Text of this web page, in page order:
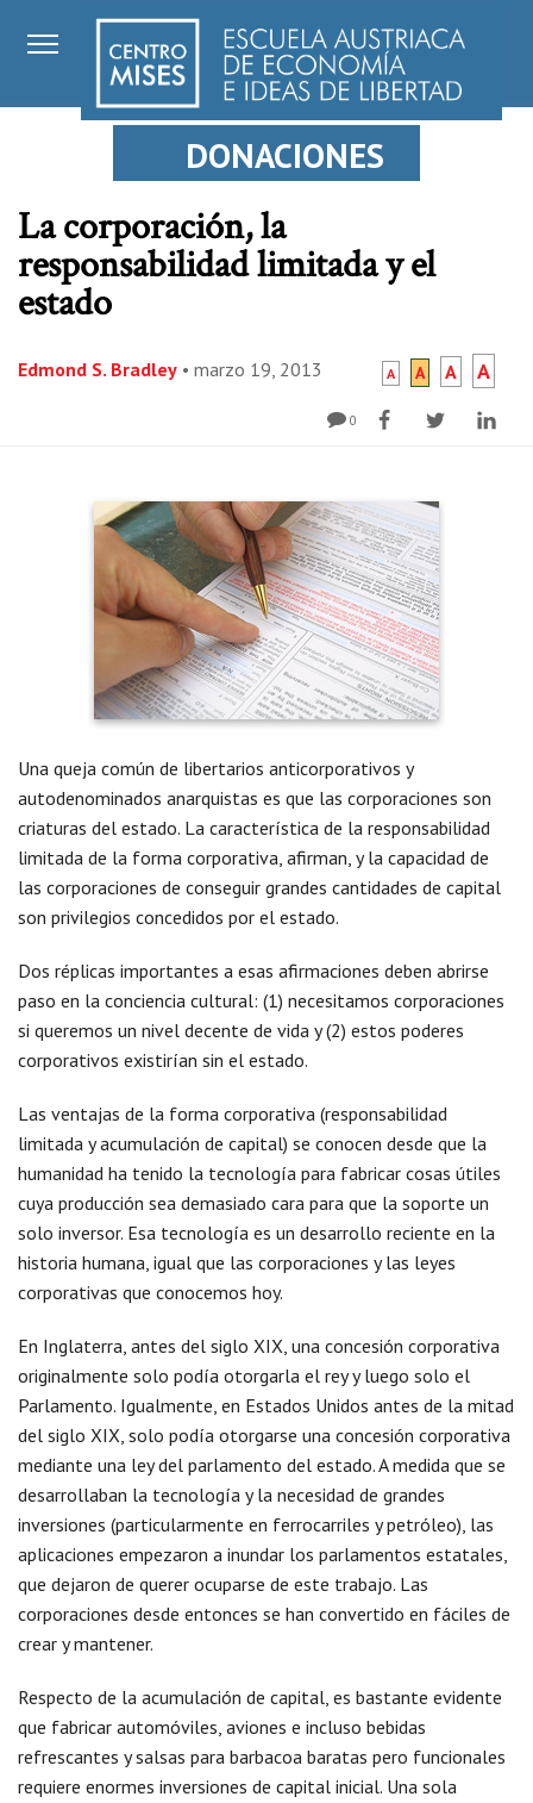
DONACIONES
La corporación, la
responsabilidad limitada y el
estado
Edmond S. Bradley • marzo 19, 2013 A A A A
0
Una queja común de libertarios anticorporativos y
autodenominados anarquistas es que las corporaciones son
criaturas del estado. La característica de la responsabilidad
limitada de la forma corporativa, afirman, y la capacidad de
las corporaciones de conseguir grandes cantidades de capital
son privilegios concedidos por el estado.
Dos réplicas importantes a esas afirmaciones deben abrirse
paso en la conciencia cultural: (1) necesitamos corporaciones
si queremos un nivel decente de vida y (2) estos poderes
corporativos existirían sin el estado.
Las ventajas de la forma corporativa (responsabilidad
limitada y acumulación de capital) se conocen desde que la
humanidad ha tenido la tecnología para fabricar cosas útiles
cuya producción sea demasiado cara para que la soporte un
solo inversor. Esa tecnología es un desarrollo reciente en la
historia humana, igual que las corporaciones y las leyes
corporativas que conocemos hoy.
En Inglaterra, antes del siglo XIX, una concesión corporativa
originalmente solo podía otorgarla el rey y luego solo el
Parlamento. Igualmente, en Estados Unidos antes de la mitad
del siglo XIX, solo podía otorgarse una concesión corporativa
mediante una ley del parlamento del estado. A medida que se
desarrollaban la tecnología y la necesidad de grandes
inversiones (particularmente en ferrocarriles y petróleo), las
aplicaciones empezaron a inundar los parlamentos estatales,
que dejaron de querer ocuparse de este trabajo. Las
corporaciones desde entonces se han convertido en fáciles de
crear y mantener.
Respecto de la acumulación de capital, es bastante evidente
que fabricar automóviles, aviones e incluso bebidas
refrescantes y salsas para barbacoa baratas pero funcionales
requiere enormes inversiones de capital inicial. Una sola